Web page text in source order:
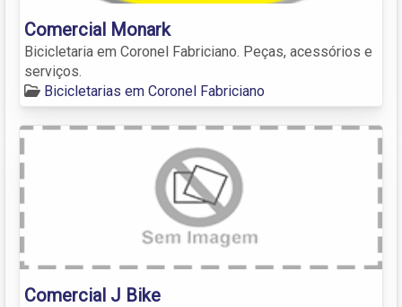
Comercial Monark
Bicicletaria em Coronel Fabriciano. Peças, acessórios e
serviços.
Bicicletarias em Coronel Fabriciano
Comercial J Bike